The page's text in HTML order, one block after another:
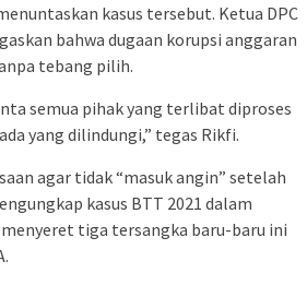
kasus tersebut. Ketua DPC
bahwa dugaan korupsi anggaran
tebang pilih.
semua pihak yang terlibat diproses
yang dilindungi,” tegas Rikfi.
agar tidak “masuk angin” setelah
kasus BTT 2021 dalam
menyeret tiga tersangka baru-baru ini